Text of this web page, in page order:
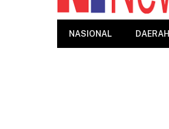
NASIONAL DAERAH